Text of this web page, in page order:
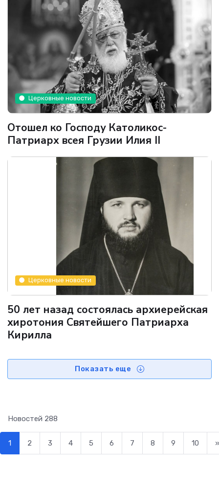
Церковные новости
Отошел ко Господу Католикос-
Патриарх всея Грузии Илия II
Церковные новости
50 лет назад состоялась архиерейская
хиротония Святейшего Патриарха
Кирилла
Показать еще
Новостей 288
1 2 3 4 5 6 7 8 9 10 »